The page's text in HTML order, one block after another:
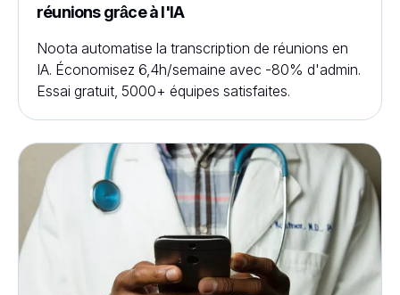
réunions grâce à l'IA
Noota automatise la transcription de réunions en
IA. Économisez 6,4h/semaine avec -80% d'admin.
Essai gratuit, 5000+ équipes satisfaites.